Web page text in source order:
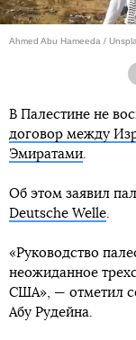
Ahmed Abu Hameeda /
В Палестине не
договор между
Эмиратами
Об этом заявил
Deutsche Welle
«Руководство
неожиданное
США», — отметил
Абу Рудейна.